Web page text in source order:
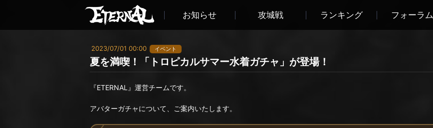
お知らせ 攻城戦 ランキング フォーラム
2023/07/01 00:00 イベント
夏を満喫！「トロピカルサマー水着ガチャ」が登場！
『ETERNAL』運営チームです。
アバターガチャについて、ご案内いたします。